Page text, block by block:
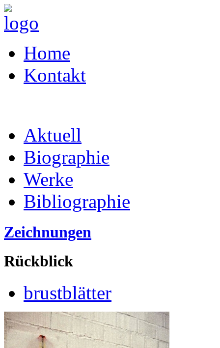
Home
Kontakt
Aktuell
Biographie
Werke
Bibliographie
Zeichnungen
Rückblick
brustblätter